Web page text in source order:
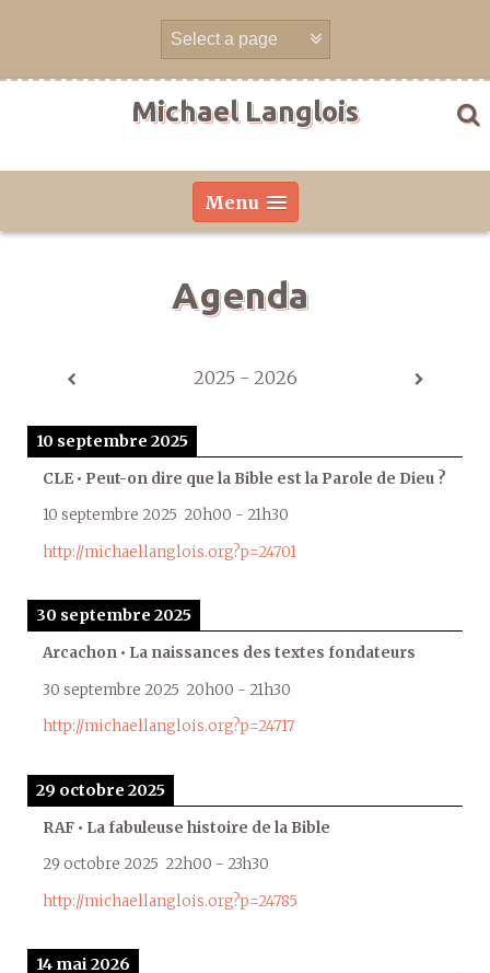
Michael Langlois
Menu
Agenda
2025 - 2026
10 septembre 2025
CLE • Peut-on dire que la Bible est la Parole de Dieu ?
10 septembre 2025 20h00 - 21h30
http://michaellanglois.org?p=24701
30 septembre 2025
Arcachon • La naissances des textes fondateurs
30 septembre 2025 20h00 - 21h30
http://michaellanglois.org?p=24717
29 octobre 2025
RAF • La fabuleuse histoire de la Bible
29 octobre 2025 22h00 - 23h30
http://michaellanglois.org?p=24785
14 mai 2026